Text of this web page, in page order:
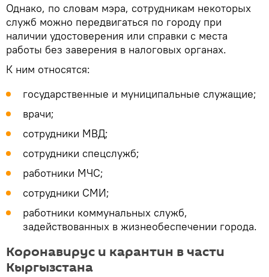
Однако, по словам мэра, сотрудникам некоторых
служб можно передвигаться по городу при
наличии удостоверения или справки с места
работы без заверения в налоговых органах.
К ним относятся:
государственные и муниципальные служащие;
врачи;
сотрудники МВД;
сотрудники спецслужб;
работники МЧС;
сотрудники СМИ;
работники коммунальных служб,
задействованных в жизнеобеспечении города.
Коронавирус и карантин в части
Кыргызстана